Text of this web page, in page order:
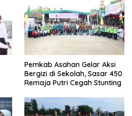
Pemkab Asahan Gelar Aksi
Bergizi di Sekolah, Sasar 450
Remaja Putri Cegah Stunting